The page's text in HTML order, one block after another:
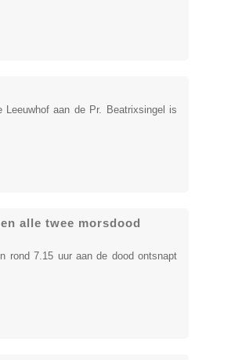
Leeuwhof aan de Pr. Beatrixsingel is
alle twee morsdood
rond 7.15 uur aan de dood ontsnapt